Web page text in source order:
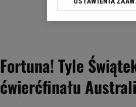
Fortuna! Tyle
ćwierćfinału
Klikając „Akceptuję”
Zaufanych Partnerów i
My, nasi Zaufani
Użycie dokładnych
Przechowywanie